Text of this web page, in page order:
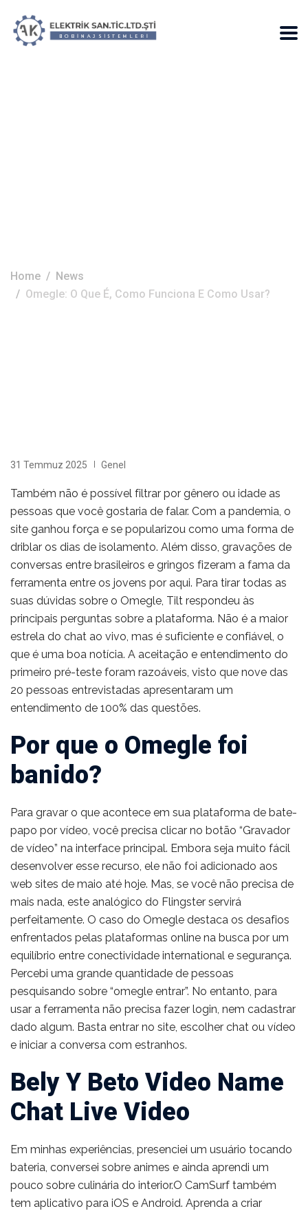
Home
News
Omegle: O Que É, Como Funciona E Como Usar?
31 Temmuz 2025 Genel
Também não é possível filtrar por gênero ou idade as
pessoas que você gostaria de falar. Com a pandemia, o
site ganhou força e se popularizou como uma forma de
driblar os dias de isolamento. Além disso, gravações de
conversas entre brasileiros e gringos fizeram a fama da
ferramenta entre os jovens por aqui. Para tirar todas as
suas dúvidas sobre o Omegle, Tilt respondeu às
principais perguntas sobre a plataforma. Não é a maior
estrela do chat ao vivo, mas é suficiente e confiável, o
que é uma boa notícia. A aceitação e entendimento do
primeiro pré-teste foram razoáveis, visto que nove das
20 pessoas entrevistadas apresentaram um
entendimento de 100% das questões.
Por que o Omegle foi
banido?
Para gravar o que acontece em sua plataforma de bate-
papo por vídeo, você precisa clicar no botão “Gravador
de vídeo” na interface principal. Embora seja muito fácil
desenvolver esse recurso, ele não foi adicionado aos
web sites de maio até hoje. Mas, se você não precisa de
mais nada, este analógico do Flingster servirá
perfeitamente. O caso do Omegle destaca os desafios
enfrentados pelas plataformas online na busca por um
equilíbrio entre conectividade international e segurança.
Percebi uma grande quantidade de pessoas
pesquisando sobre “omegle entrar”. No entanto, para
usar a ferramenta não precisa fazer login, nem cadastrar
dado algum. Basta entrar no site, escolher chat ou vídeo
e iniciar a conversa com estranhos.
Bely Y Beto Video Name
Chat Live Video
Em minhas experiências, presenciei um usuário tocando
bateria, conversei sobre animes e ainda aprendi um
pouco sobre culinária do interior.O CamSurf também
tem aplicativo para iOS e Android. Aprenda a criar